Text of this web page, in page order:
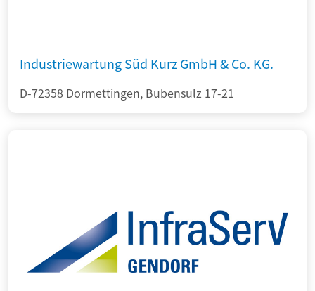
Industriewartung Süd Kurz GmbH & Co. KG.
D-72358 Dormettingen, Bubensulz 17-21